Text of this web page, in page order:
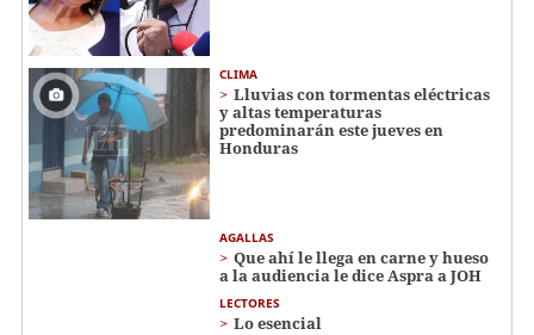
CLIMA
Lluvias con tormentas eléctricas
y altas temperaturas
predominarán este jueves en
Honduras
AGALLAS
Que ahí le llega en carne y hueso
a la audiencia le dice Aspra a JOH
LECTORES
Lo esencial